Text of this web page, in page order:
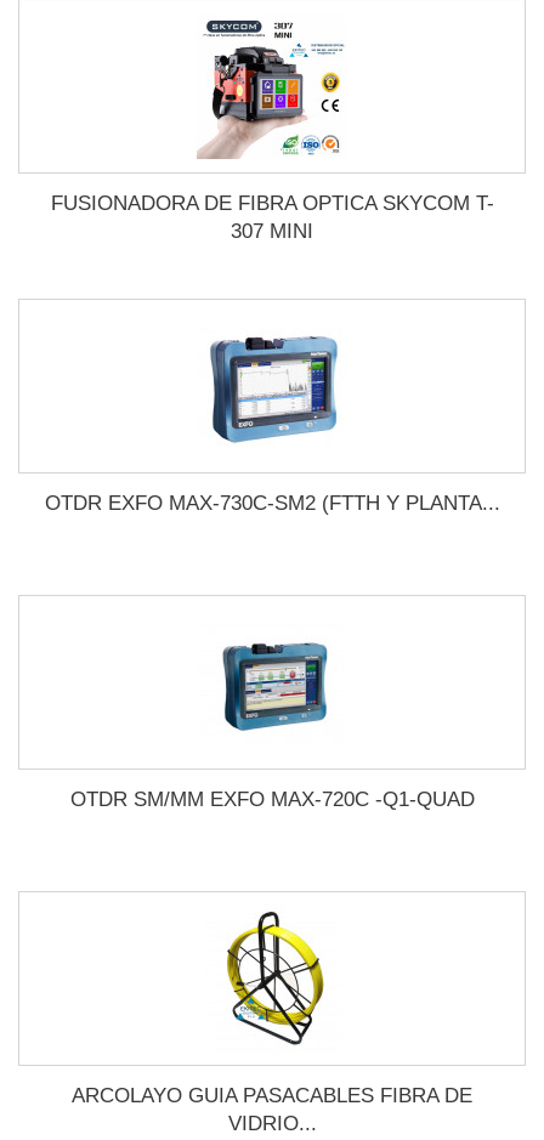
FUSIONADORA DE FIBRA OPTICA SKYCOM T-
307 MINI
OTDR EXFO MAX-730C-SM2 (FTTH Y PLANTA...
OTDR SM/MM EXFO MAX-720C -Q1-QUAD
ARCOLAYO GUIA PASACABLES FIBRA DE
VIDRIO...